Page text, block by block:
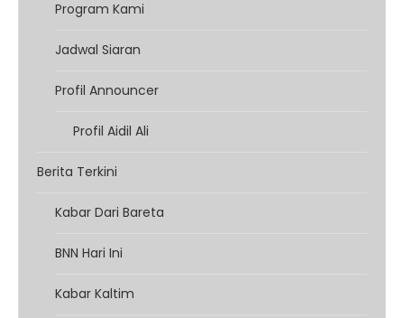
Program Kami
Jadwal Siaran
Profil Announcer
Profil Aidil Ali
Berita Terkini
Kabar Dari Bareta
BNN Hari Ini
Kabar Kaltim